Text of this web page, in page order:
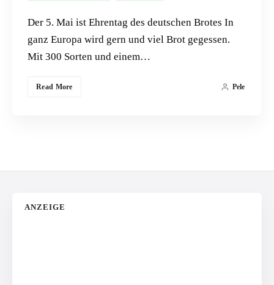
Der 5. Mai ist Ehrentag des deutschen Brotes In
ganz Europa wird gern und viel Brot gegessen.
Mit 300 Sorten und einem…
Read More Pele
ANZEIGE